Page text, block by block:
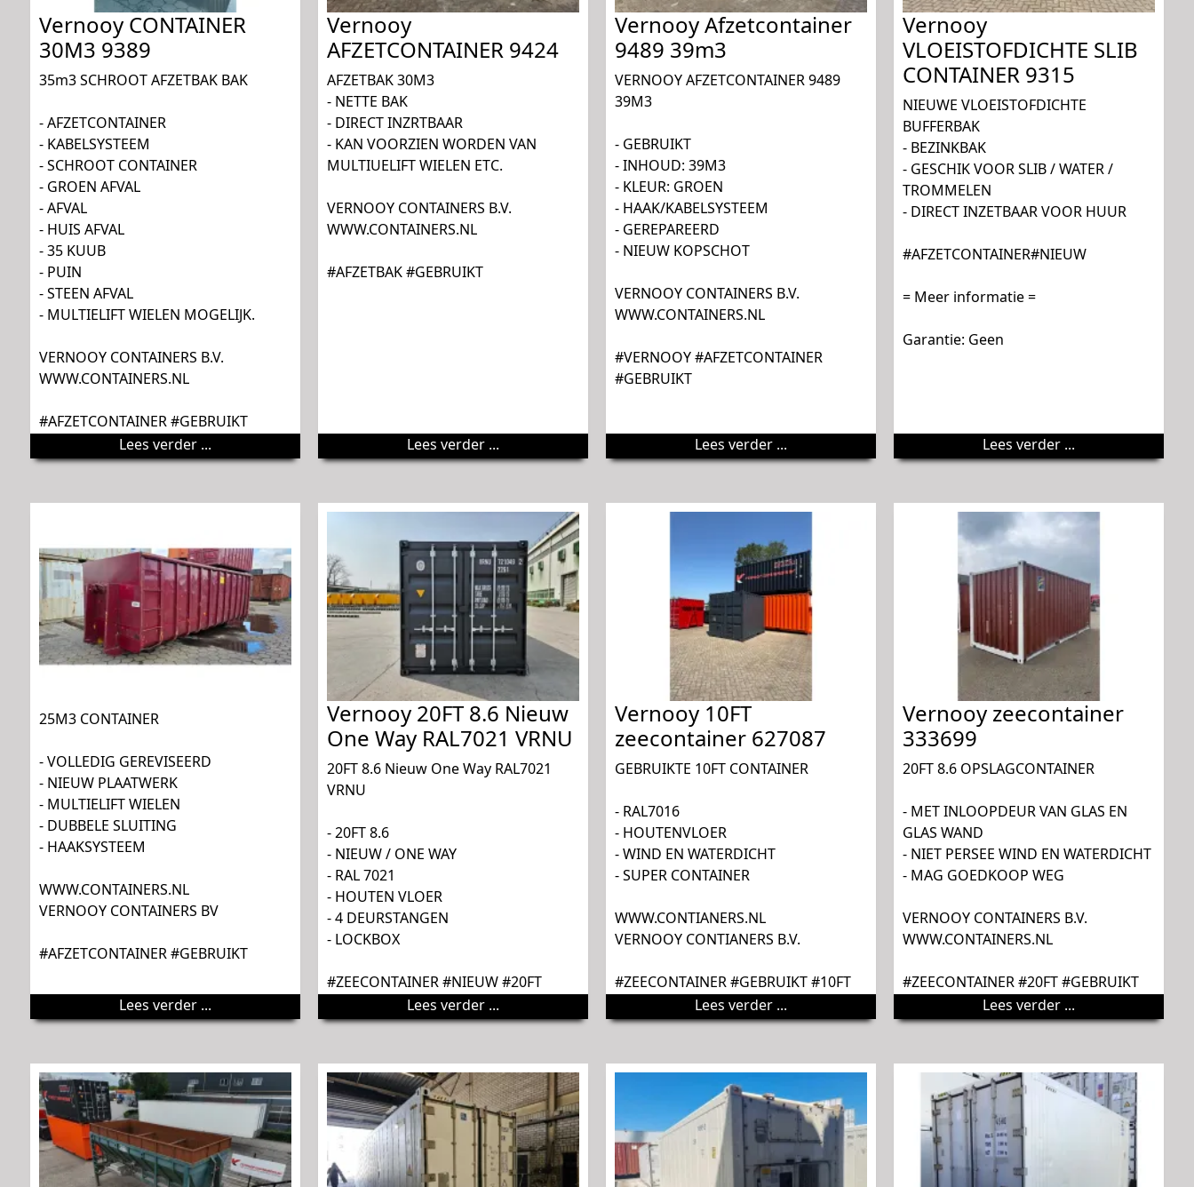
Vernooy CONTAINER
30M3 9389
35m3 SCHROOT AFZETBAK BAK
- AFZETCONTAINER
- KABELSYSTEEM
- SCHROOT CONTAINER
- GROEN AFVAL
- AFVAL
- HUIS AFVAL
- 35 KUUB
- PUIN
- STEEN AFVAL
- MULTIELIFT WIELEN MOGELIJK.
VERNOOY CONTAINERS B.V.
WWW.CONTAINERS.NL
#AFZETCONTAINER #GEBRUIKT
Lees verder ...
Vernooy
AFZETCONTAINER 9424
AFZETBAK 30M3
- NETTE BAK
- DIRECT INZRTBAAR
- KAN VOORZIEN WORDEN VAN
MULTIUELIFT WIELEN ETC.
VERNOOY CONTAINERS B.V.
WWW.CONTAINERS.NL
#AFZETBAK #GEBRUIKT
Lees verder ...
Vernooy Afzetcontainer
9489 39m3
VERNOOY AFZETCONTAINER 9489
39M3
- GEBRUIKT
- INHOUD: 39M3
- KLEUR: GROEN
- HAAK/KABELSYSTEEM
- GEREPAREERD
- NIEUW KOPSCHOT
VERNOOY CONTAINERS B.V.
WWW.CONTAINERS.NL
#VERNOOY #AFZETCONTAINER
#GEBRUIKT
Lees verder ...
Vernooy
VLOEISTOFDICHTE SLIB
CONTAINER 9315
NIEUWE VLOEISTOFDICHTE
BUFFERBAK
- BEZINKBAK
- GESCHIK VOOR SLIB / WATER /
TROMMELEN
- DIRECT INZETBAAR VOOR HUUR
#AFZETCONTAINER#NIEUW
= Meer informatie =
Garantie: Geen
Lees verder ...
25M3 CONTAINER
- VOLLEDIG GEREVISEERD
- NIEUW PLAATWERK
- MULTIELIFT WIELEN
- DUBBELE SLUITING
- HAAKSYSTEEM
WWW.CONTAINERS.NL
VERNOOY CONTAINERS BV
#AFZETCONTAINER #GEBRUIKT
Lees verder ...
Vernooy 20FT 8.6 Nieuw
One Way RAL7021 VRNU
20FT 8.6 Nieuw One Way RAL7021
VRNU
- 20FT 8.6
- NIEUW / ONE WAY
- RAL 7021
- HOUTEN VLOER
- 4 DEURSTANGEN
- LOCKBOX
#ZEECONTAINER #NIEUW #20FT
Lees verder ...
Vernooy 10FT
zeecontainer 627087
GEBRUIKTE 10FT CONTAINER
- RAL7016
- HOUTENVLOER
- WIND EN WATERDICHT
- SUPER CONTAINER
WWW.CONTIANERS.NL
VERNOOY CONTIANERS B.V.
#ZEECONTAINER #GEBRUIKT #10FT
Lees verder ...
Vernooy zeecontainer
333699
20FT 8.6 OPSLAGCONTAINER
- MET INLOOPDEUR VAN GLAS EN
GLAS WAND
- NIET PERSEE WIND EN WATERDICHT
- MAG GOEDKOOP WEG
VERNOOY CONTAINERS B.V.
WWW.CONTAINERS.NL
#ZEECONTAINER #20FT #GEBRUIKT
Lees verder ...